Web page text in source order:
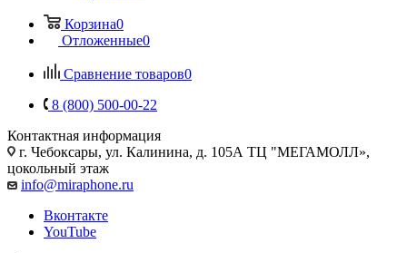
Корзина0
Отложенные0
Сравнение товаров0
8 (800) 500-00-22
Контактная информация
г. Чебоксары, ул. Калинина, д. 105А ТЦ "МЕГАМОЛЛ»,
цокольный этаж
info@miraphone.ru
Вконтакте
YouTube